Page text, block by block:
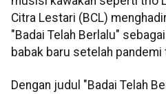
Citra Lestari (BCL)
"Badai Telah Berlalu"
babak baru setelah pandemi
Dengan judul "Badai Telah